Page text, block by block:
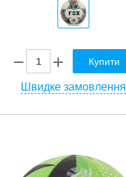
Купити
Швидке замовлення